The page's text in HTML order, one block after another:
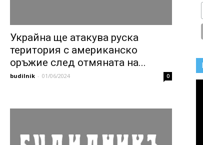
Украйна ще атакува руска
територия с американско
оръжие след отмяната на...
budilnik - 01/06/2024 0